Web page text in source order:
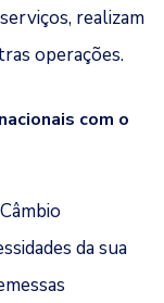
realizam
operações.
com o
da sua